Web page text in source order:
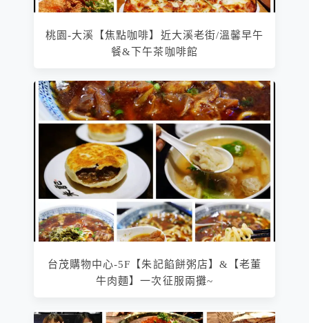
桃園-大溪【焦點咖啡】近大溪老街/溫馨早午
餐&下午茶咖啡館
台茂購物中心-5F【朱記餡餅粥店】&【老董
牛肉麵】一次征服兩攤~